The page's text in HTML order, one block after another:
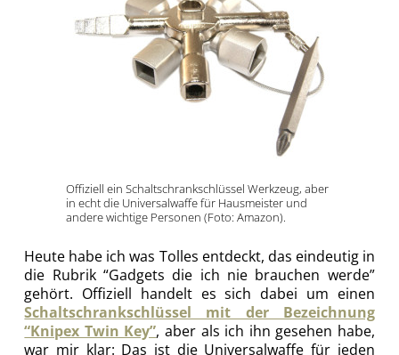
Offiziell ein Schaltschrankschlüssel Werkzeug, aber
in echt die Universalwaffe für Hausmeister und
andere wichtige Personen (Foto: Amazon).
Heute habe ich was Tolles entdeckt, das eindeutig in
die Rubrik “Gadgets die ich nie brauchen werde”
gehört. Offiziell handelt es sich dabei um einen
Schaltschrankschlüssel mit der Bezeichnung
“Knipex Twin Key”, aber als ich ihn gesehen habe,
war mir klar: Das ist die Universalwaffe für jeden